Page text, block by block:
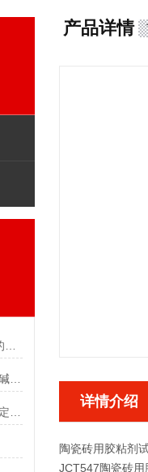
产品详情
详情介绍
陶瓷砖用胶粘剂
JCT547陶瓷砖